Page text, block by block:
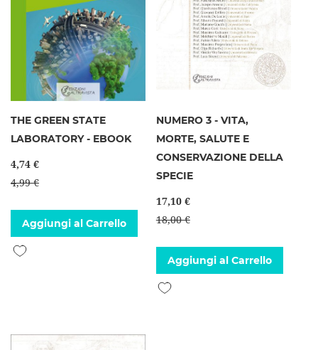
THE GREEN STATE
LABORATORY - EBOOK
4,74 €
4,99 €
Aggiungi al Carrello
Aggiungi alla lista desideri
NUMERO 3 - VITA,
MORTE, SALUTE E
CONSERVAZIONE DELLA
SPECIE
17,10 €
18,00 €
Aggiungi al Carrello
Aggiungi alla lista desideri